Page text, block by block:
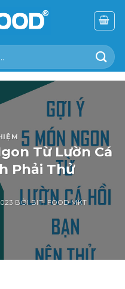
Từ Lườn Cá
Phải Thử
BỞIBITI FOOD MKT